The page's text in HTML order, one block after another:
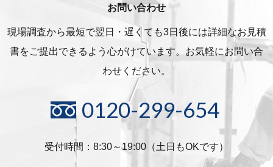
お問い合わせ
現場調査から最短で翌日・遅くても3日後には詳細なお見積
書をご提出できるよう心がけています。お気軽にお問い合
わせください。
0120-299-654
受付時間：8:30～19:00（土日もOKです）